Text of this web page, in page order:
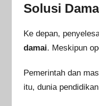
Solusi
Ke depan,
damai. Meskipun
Pemerintah dan
itu, dunia